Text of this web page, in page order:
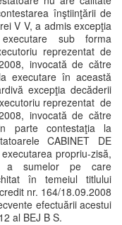
înştiinţării de
V V, a admis excepţia
sub forma
reprezentat de
invocată de către
executare în această
excepţia decăderii
reprezentat de
invocată de către
parte contestaţia la
CABINET DE
propriu-zisă,
a sumelor pe care
în temeiul titlului
nr. 164/18.09.2008
efectuării acestui
al BEJ B S.